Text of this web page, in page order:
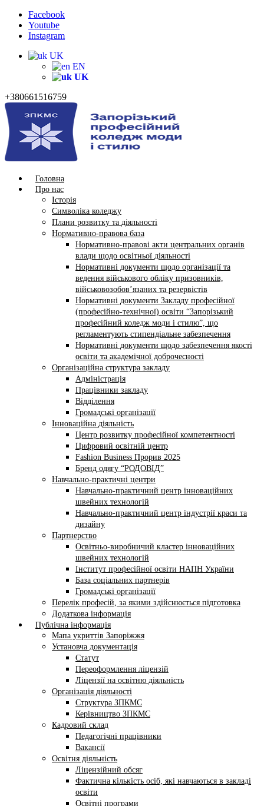
Facebook
Youtube
Instagram
UK
EN
UK
+380661516759
Головна
Про нас
Історія
Символіка коледжу
Плани розвитку та діяльності
Нормативно-правова база
Нормативно-правові акти центральних органів
влади щодо освітньої діяльності
Нормативні документи щодо організації та
ведення військового обліку призовників,
військовозобов’язаних та резервістів
Нормативні документи Закладу професійної
(професійно-технічної) освіти “Запорізький
професійний коледж моди і стилю”, що
регламентують стипендіальне забезпечення
Нормативні документи щодо забезпечення якості
освіти та академічної доброчесності
Організаційна структура закладу
Адміністрація
Працівники закладу
Відділення
Громадські організації
Інноваційна діяльність
Центр розвитку професійної компетентності
Цифровий освітній центр
Fashion Business Прорив 2025
Бренд одягу “РОДОВІД”
Навчально-практичні центри
Навчально-практичний центр інноваційних
швейних технологій
Навчально-практичний центр індустрії краси та
дизайну
Партнерство
Освітньо-виробничий кластер інноваційних
швейних технологій
Інститут професійної освіти НАПН України
База соціальних партнерів
Громадські організації
Перелік професій, за якими здійснюється підготовка
Додаткова інформація
Публічна інформація
Мапа укриттів Запоріжжя
Установча документація
Статут
Переоформлення ліцензій
Ліцензії на освітню діяльність
Організація діяльності
Структура ЗПКМС
Керівництво ЗПКМС
Кадровий склад
Педагогічні працівники
Вакансії
Освітня діяльність
Ліцензійний обсяг
Фактична кількість осіб, які навчаються в закладі
освіти
Освітні програми